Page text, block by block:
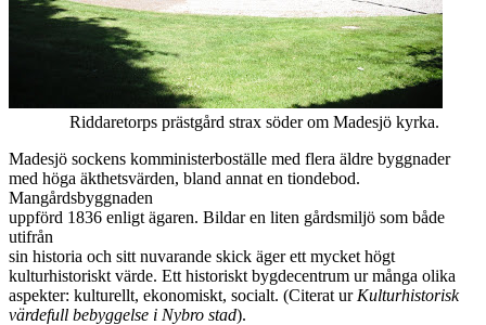
Riddaretorps prästgård strax söder om Madesjö kyrka.
Madesjö sockens komministerboställe med flera äldre byggnader
med höga äkthetsvärden, bland annat en tiondebod.
Mangårdsbyggnaden
uppförd 1836 enligt ägaren. Bildar en liten gårdsmiljö som både
utifrån
sin historia och sitt nuvarande skick äger ett mycket högt
kulturhistoriskt värde. Ett historiskt bygdecentrum ur många olika
aspekter: kulturellt, ekonomiskt, socialt. (Citerat ur Kulturhistorisk
värdefull bebyggelse i Nybro stad).